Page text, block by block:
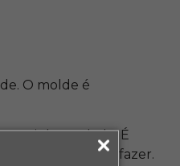
O molde é
caminho andado. É
você pretende fazer.